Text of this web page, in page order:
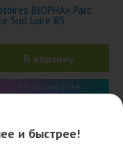
BIOPHA» Parc
Sud Loire 85
В корзину
Рассрочка 0-0-4
и быстрее!